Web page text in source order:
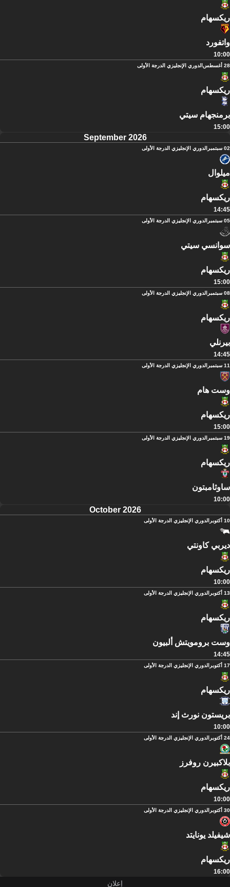
ريكسهام
واتفورد
10:00
28 أغسطس الدوري الإنجليزي الدرجة الأولى
ريكسهام
برمنجهام سيتي
15:00
September 2026
02 سبتمبر الدوري الإنجليزي الدرجة الأولى
ميلوال
ريكسهام
14:45
05 سبتمبر الدوري الإنجليزي الدرجة الأولى
سوانسي سيتي
ريكسهام
15:00
08 سبتمبر الدوري الإنجليزي الدرجة الأولى
ريكسهام
بيرنلي
14:45
11 سبتمبر الدوري الإنجليزي الدرجة الأولى
وست هام
ريكسهام
15:00
19 سبتمبر الدوري الإنجليزي الدرجة الأولى
ريكسهام
ساوثامبتون
10:00
October 2026
10 أكتوبر الدوري الإنجليزي الدرجة الأولى
ديربي كاونتي
ريكسهام
10:00
13 أكتوبر الدوري الإنجليزي الدرجة الأولى
ريكسهام
وست برومويتش ألبيون
14:45
17 أكتوبر الدوري الإنجليزي الدرجة الأولى
ريكسهام
بريستون نورث إند
10:00
24 أكتوبر الدوري الإنجليزي الدرجة الأولى
بلاكبيرن روفرز
ريكسهام
10:00
30 أكتوبر الدوري الإنجليزي الدرجة الأولى
شيفيلد يونايتد
ريكسهام
16:00